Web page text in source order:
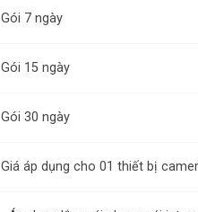
Gói 7 ngày
Gói 15 ngày
Gói 30 ngày
Giá áp dụng cho 01 thiết bị